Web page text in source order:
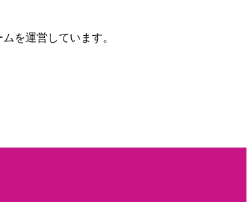
を運営しています。